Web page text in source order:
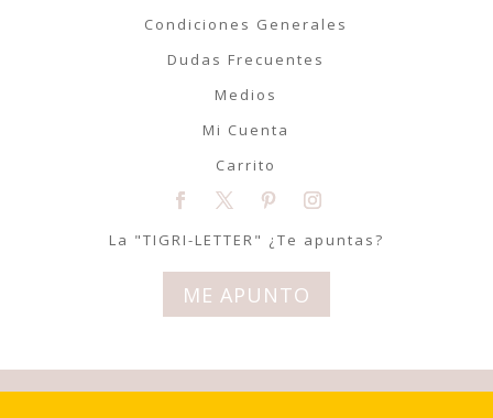
Condiciones Generales
Dudas Frecuentes
Medios
Mi Cuenta
Carrito
La "TIGRI-LETTER" ¿Te apuntas?
ME APUNTO